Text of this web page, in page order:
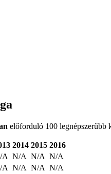
előforduló 100 legnépszerűbb
2014 2015 2016
A N/A N/A N/A
A N/A N/A N/A